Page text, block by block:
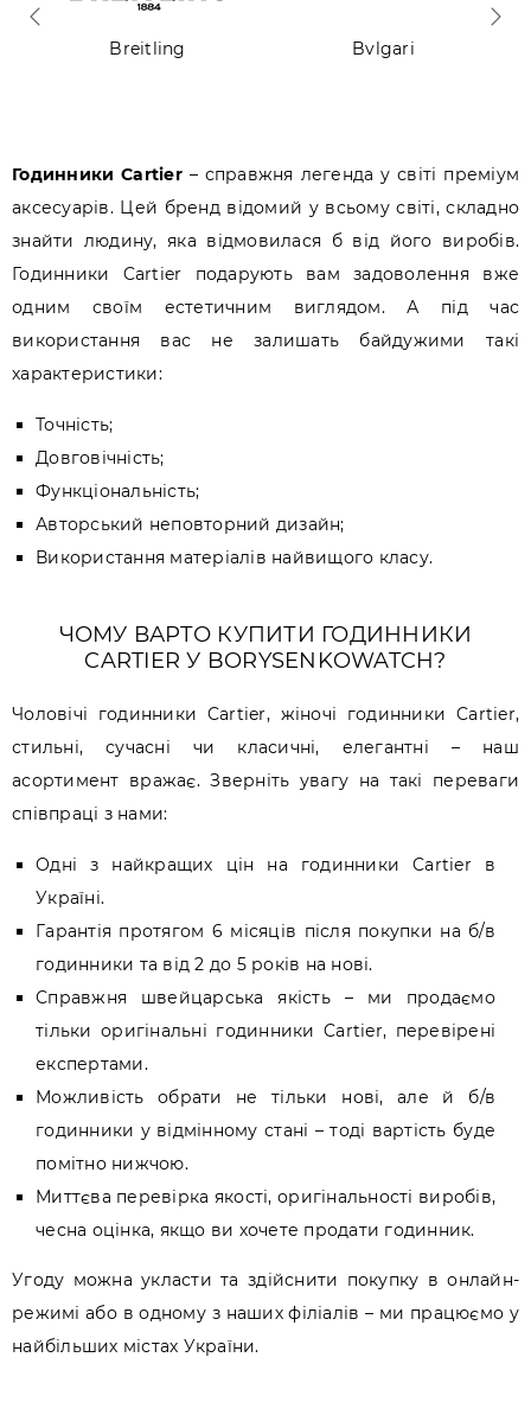
Breitling Bvlgari
Годинники Cartier– справжня легенда у світі преміум
аксесуарів. Цей бренд відомий у всьому світі, складно
знайти людину, яка відмовилася б від його виробів.
Годинники Cartier подарують вам задоволення вже
одним своїм естетичним виглядом. А під час
використання вас не залишать байдужими такі
характеристики:
Точність;
Довговічність;
Функціональність;
Авторський неповторний дизайн;
Використання матеріалів найвищого класу.
ЧОМУ ВАРТО КУПИТИ ГОДИННИКИ
CARTIER У BORYSENKOWATCH?
Чоловічі годинники Cartier, жіночі годинники Cartier,
стильні, сучасні чи класичні, елегантні – наш
асортимент вражає. Зверніть увагу на такі переваги
співпраці з нами:
Одні з найкращих цін на годинники Cartier в
Україні.
Гарантія протягом 6 місяців після покупки на б/в
годинники та від 2 до 5 років на нові.
Справжня швейцарська якість – ми продаємо
тільки оригінальні годинники Cartier, перевірені
експертами.
Можливість обрати не тільки нові, але й б/в
годинники у відмінному стані – тоді вартість буде
помітно нижчою.
Миттєва перевірка якості, оригінальності виробів,
чесна оцінка, якщо ви хочете продати годинник.
Угоду можна укласти та здійснити покупку в онлайн-
режимі або в одному з наших філіалів – ми працюємо у
найбільших містах України.